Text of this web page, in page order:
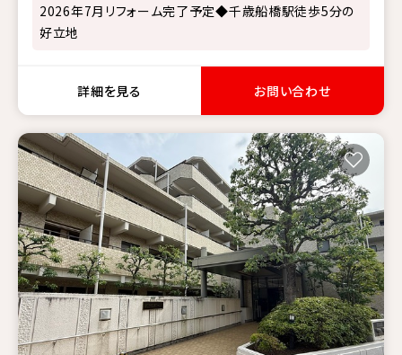
2026年7月リフォーム完了予定◆千歳船橋駅徒歩5分の
好立地
詳細を見る お問い合わせ